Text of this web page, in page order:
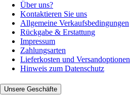
Über uns?
Kontaktieren Sie uns
Allgemeine Verkaufsbedingungen
Rückgabe & Erstattung
Impressum
Zahlungsarten
Lieferkosten und Versandoptionen
Hinweis zum Datenschutz
Unsere Geschäfte